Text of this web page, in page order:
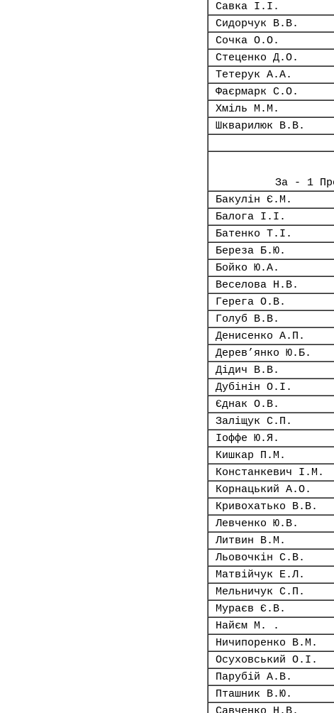
Савка І.І.
Сидорчук В.В.
Сочка О.О.
Стеценко Д.О.
Тетерук А.А.
Фаєрмарк С.О.
Хміль М.М.
Шкварилюк В.В.
За - 1
Бакулін Є.М.
Балога І.І.
Батенко Т.І.
Береза Б.Ю.
Бойко Ю.А.
Веселова Н.В.
Герега О.В.
Голуб В.В.
Денисенко А.П.
Дерев’янко Ю.Б.
Дідич В.В.
Дубінін О.І.
Єднак О.В.
Заліщук С.П.
Іоффе Ю.Я.
Кишкар П.М.
Констанкевич І.М.
Корнацький А.О.
Кривохатько В.В.
Левченко Ю.В.
Литвин В.М.
Льовочкін С.В.
Матвійчук Е.Л.
Мельничук С.П.
Мураєв Є.В.
Найєм М. .
Ничипоренко В.М.
Осуховський О.І.
Парубій А.В.
Пташник В.Ю.